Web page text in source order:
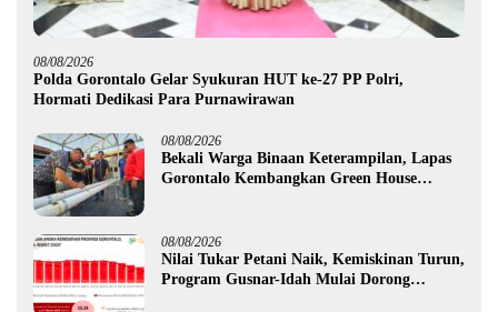
08/08/2026
Polda Gorontalo Gelar Syukuran HUT ke-27 PP Polri,
Hormati Dedikasi Para Purnawirawan
08/08/2026
Bekali Warga Binaan Keterampilan, Lapas
Gorontalo Kembangkan Green House
08/08/2026
Nilai Tukar Petani Naik, Kemiskinan Turun,
Program Gusnar-Idah Mulai Dorong